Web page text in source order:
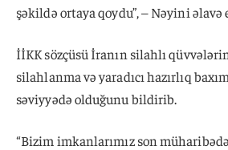
şəkildə ortaya qoydu”, – Nəyini əlavə
İİKK sözçüsü İranın silahlı
silahlanma və yaradıcı hazırlıq
səviyyədə olduğunu bildirib.
“Bizim imkanlarımız son